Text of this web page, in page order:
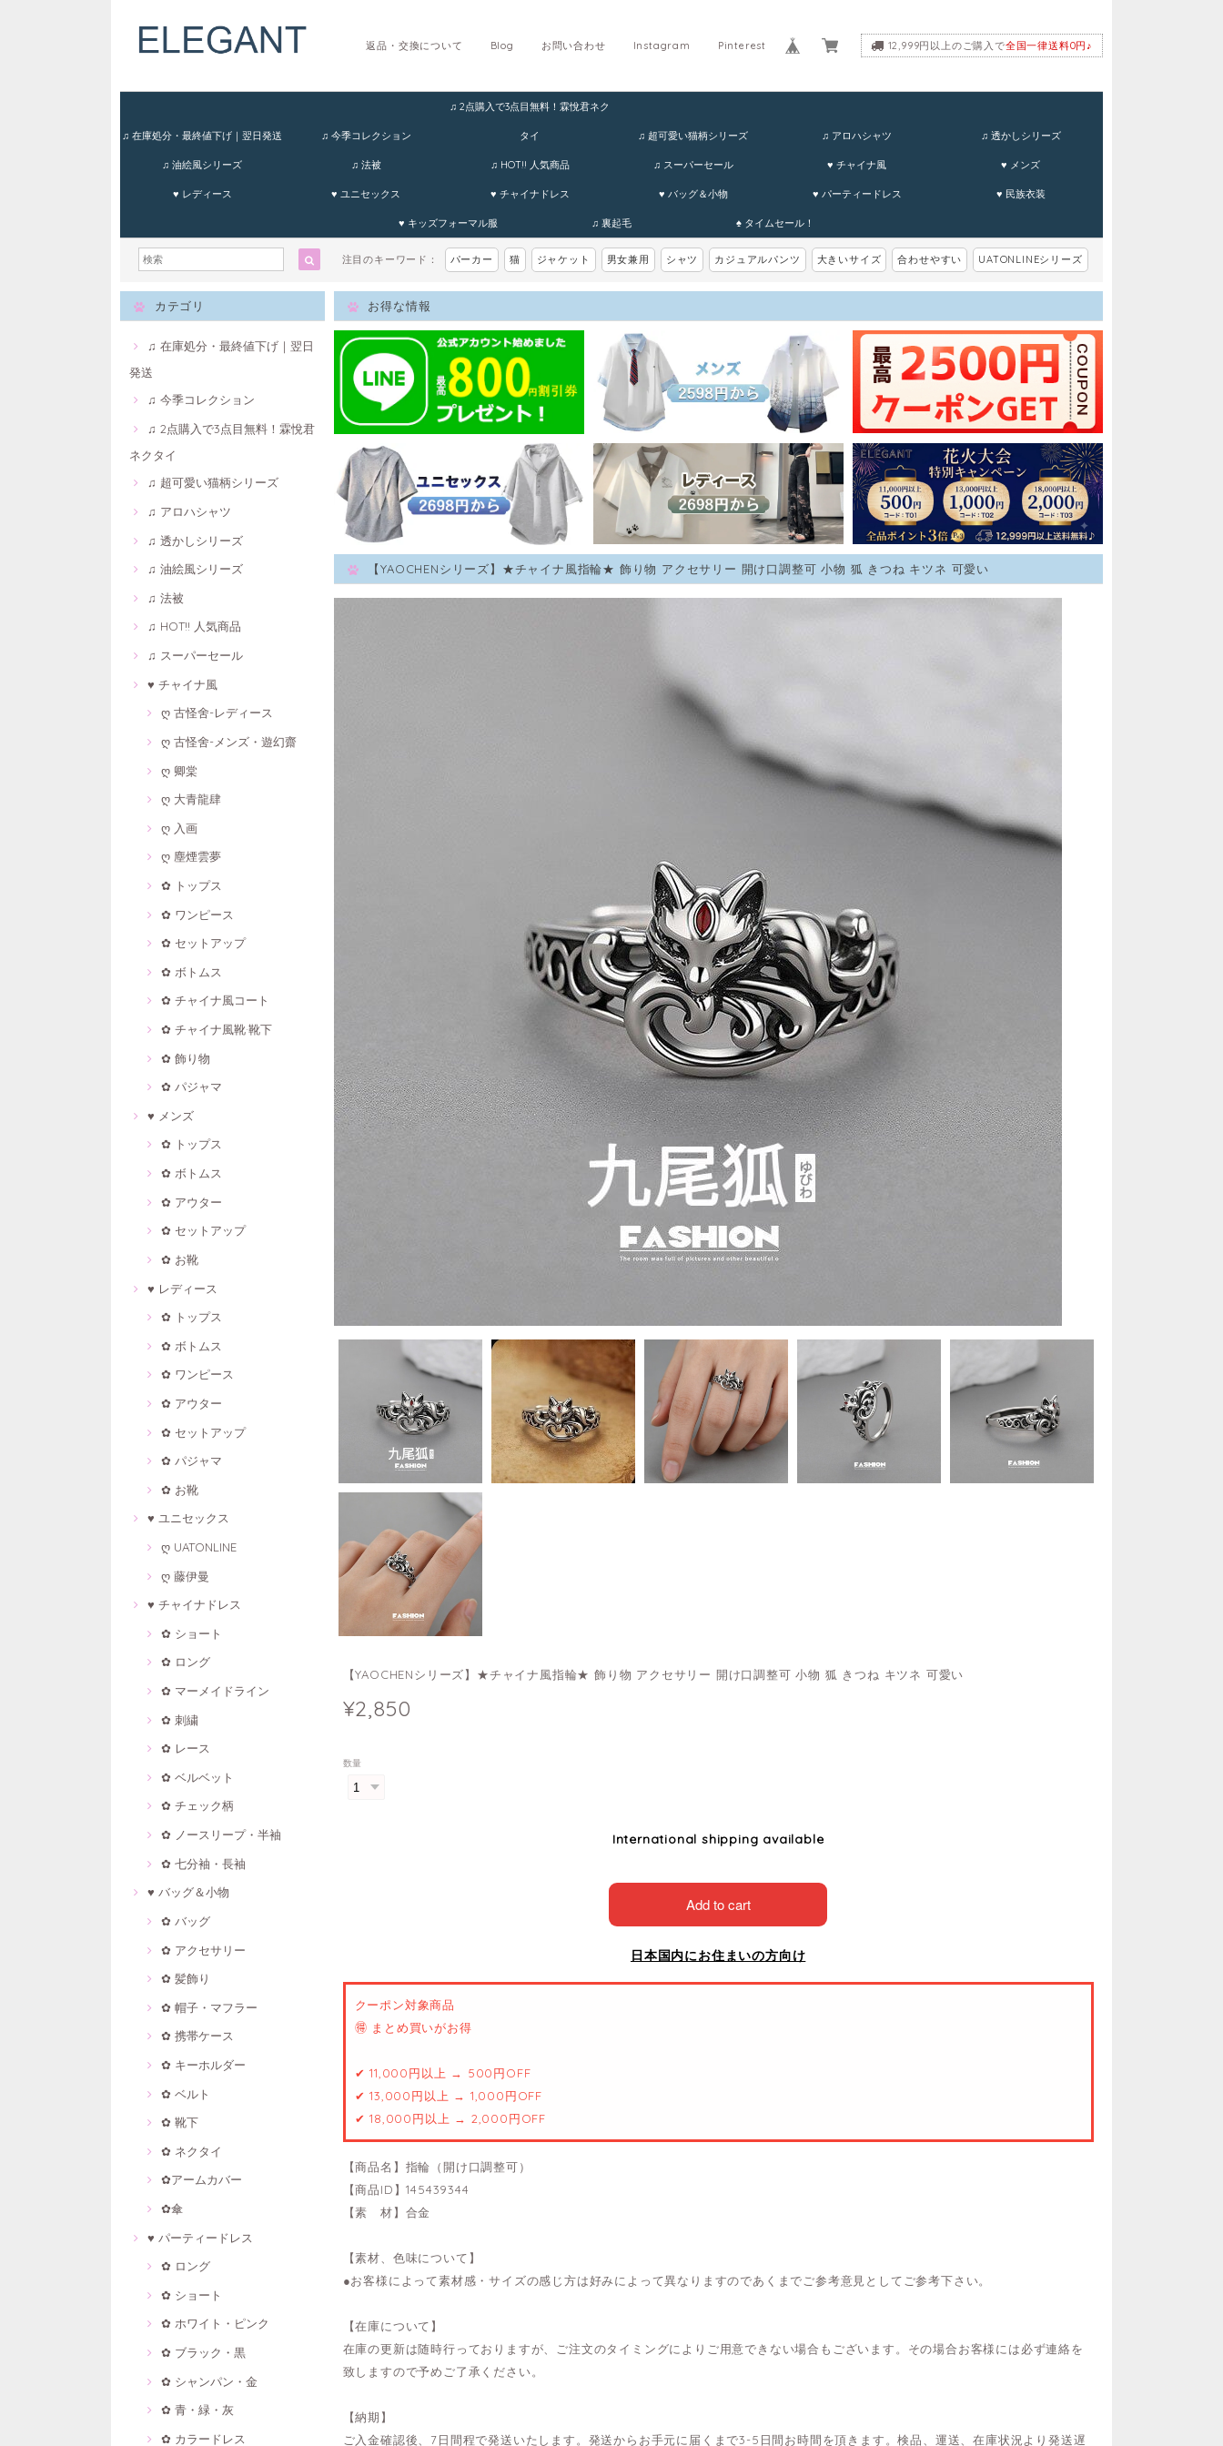
12,999円以上のご購入で全国一律送料0円♪
Pinterest
Instagram
お問い合わせ
Blog
返品・交換について
♫ 在庫処分・最終値下げ｜翌日発送 ♫ 今季コレクション
♫ 2点購入で3点目無料！霖悅君ネク
タイ ♫ 超可愛い猫柄シリーズ ♫ アロハシャツ ♫ 透かしシリーズ
♫ 油絵風シリーズ ♫ 法被 ♫ HOT!! 人気商品 ♫ スーパーセール ♥ チャイナ風 ♥ メンズ
♥ レディース ♥ ユニセックス ♥ チャイナドレス ♥ バッグ＆小物 ♥ パーティードレス ♥ 民族衣装
♥ キッズフォーマル服 ♫ 裏起毛 ♠ タイムセール！
注目のキーワード： パーカー 猫 ジャケット 男女兼用 シャツ カジュアルパンツ 大きいサイズ 合わせやすい UATONLINEシリーズ
カテゴリ
♫ 在庫処分・最終値下げ｜翌日
発送
♫ 今季コレクション
♫ 2点購入で3点目無料！霖悅君
ネクタイ
♫ 超可愛い猫柄シリーズ
♫ アロハシャツ
♫ 透かしシリーズ
♫ 油絵風シリーズ
♫ 法被
♫ HOT!! 人気商品
♫ スーパーセール
♥ チャイナ風
ღ 古怪舍-レディース
ღ 古怪舍-メンズ・遊幻齋
ღ 卿棠
ღ 大青龍肆
ღ 入画
ღ 塵煙雲夢
✿ トップス
✿ ワンピース
✿ セットアップ
✿ ボトムス
✿ チャイナ風コート
✿ チャイナ風靴·靴下
✿ 飾り物
✿ パジャマ
♥ メンズ
✿ トップス
✿ ボトムス
✿ アウター
✿ セットアップ
✿ お靴
♥ レディース
✿ トップス
✿ ボトムス
✿ ワンピース
✿ アウター
✿ セットアップ
✿ パジャマ
✿ お靴
♥ ユニセックス
ღ UATONLINE
ღ 藤伊曼
♥ チャイナドレス
✿ ショート
✿ ロング
✿ マーメイドライン
✿ 刺繍
✿ レース
✿ ベルベット
✿ チェック柄
✿ ノースリープ・半袖
✿ 七分袖・長袖
♥ バッグ＆小物
✿ バッグ
✿ アクセサリー
✿ 髪飾り
✿ 帽子・マフラー
✿ 携帯ケース
✿ キーホルダー
✿ ベルト
✿ 靴下
✿ ネクタイ
✿アームカバー
✿傘
♥ パーティードレス
✿ ロング
✿ ショート
✿ ホワイト・ピンク
✿ ブラック・黒
✿ シャンパン・金
✿ 青・緑・灰
✿ カラードレス
お得な情報
【YAOCHENシリーズ】★チャイナ風指輪★ 飾り物 アクセサリー 開け口調整可 小物 狐 きつね キツネ 可愛い
【YAOCHENシリーズ】★チャイナ風指輪★ 飾り物 アクセサリー 開け口調整可 小物 狐 きつね キツネ 可愛い
¥2,850
数量
International shipping available
Add to cart
日本国内にお住まいの方向け
クーポン対象商品
🉐 まとめ買いがお得
✔ 11,000円以上 → 500円OFF
✔ 13,000円以上 → 1,000円OFF
✔ 18,000円以上 → 2,000円OFF
【商品名】指輪（開け口調整可）
【商品ID】145439344
【素 材】合金
【素材、色味について】
●お客様によって素材感・サイズの感じ方は好みによって異なりますのであくまでご参考意見としてご参考下さい。
【在庫について】
在庫の更新は随時行っておりますが、ご注文のタイミングによりご用意できない場合もございます。その場合お客様には必ず連絡を
致しますので予めご了承ください。
【納期】
ご入金確認後、7日間程で発送いたします。発送からお手元に届くまで3-5日間お時間を頂きます。検品、運送、在庫状況より発送遅